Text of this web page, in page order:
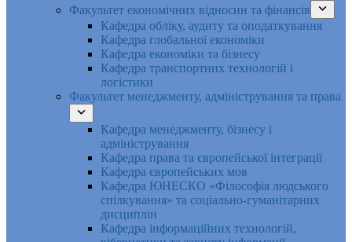
Факультет економічних відносин та фінансів
Кафедра обліку, аудиту та оподаткування
Кафедра глобальної економіки
Кафедра економіки та бізнесу
Кафедра транспортних технологій і
логістики
Факультет менеджменту, адміністрування та права
Кафедра менеджменту, бізнесу і
адміністрування
Кафедра права та європейської інтеграції
Кафедра європейських мов
Кафедра ЮНЕСКО «Філософія людського
спілкування» та соціально-гуманітарних
дисциплін
Кафедра інформаційних технологій,